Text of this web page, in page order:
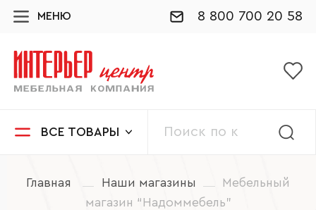
МЕНЮ 8 800 700 20 58
ВСЕ ТОВАРЫ
Главная Наши магазины
Мебельный
магазин “Надоммебель”